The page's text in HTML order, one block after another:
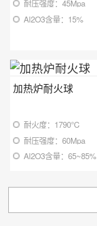
耐压强度：45Mpa
Al2O3含量：15%
加热炉耐火球
耐火度：1790℃
耐压强度：60Mpa
Al2O3含量：65~85%